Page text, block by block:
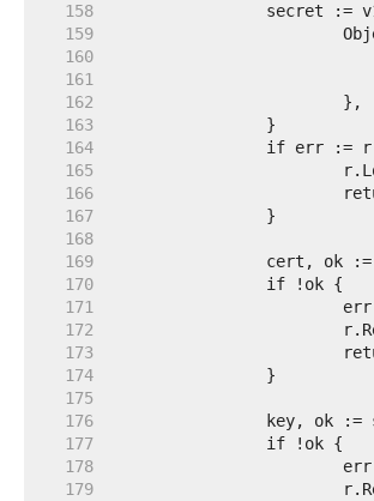
   158
   159
   160
   161
   162
   163
   164
   165
   166
   167
   168
   169
   170
   171
   172
   173
   174
   175
   176
   177
   178
   179